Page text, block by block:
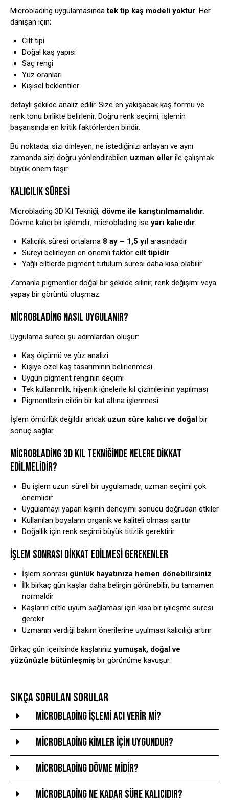
Microblading uygulamasındatek tip kaş modeli yoktur. Her
danışan için;
Cilt tipi
Doğal kaş yapısı
Saç rengi
Yüz oranları
Kişisel beklentiler
detaylı şekilde analiz edilir. Size en yakışacak kaş formu ve
renk tonu birlikte belirlenir. Doğru renk seçimi, işlemin
başarısında en kritik faktörlerden biridir.
Bu noktada, sizi dinleyen, ne istediğinizi anlayan ve aynı
zamanda sizi doğru yönlendirebilen uzman eller ile çalışmak
büyük önem taşır.
KALICILIK SÜRESI
Microblading 3D Kıl Tekniği, dövme ile karıştırılmamalıdır.
Dövme kalıcı bir işlemdir; microblading ise yarı kalıcıdır.
Kalıcılık süresi ortalama 8 ay – 1,5 yılarasındadır
Süreyi belirleyen en önemli faktör cilt tipidir
Yağlı ciltlerde pigment tutulum süresi daha kısa olabilir
Zamanla pigmentler doğal bir şekilde silinir, renk değişimi veya
yapay bir görüntü oluşmaz.
MICROBLADING NASIL UYGULANIR?
Uygulama süreci şu adımlardan oluşur:
Kaş ölçümü ve yüz analizi
Kişiye özel kaş tasarımının belirlenmesi
Uygun pigment renginin seçimi
Tek kullanımlık, hijyenik iğnelerle kıl çizimlerinin yapılması
Pigmentlerin cildin bir kat altına işlenmesi
İşlem ömürlük değildir ancak uzun süre kalıcı ve doğal bir
sonuç sağlar.
MICROBLADING 3D KIL TEKNIĞINDE NELERE DIKKAT
EDILMELIDIR?
Bu işlem uzun süreli bir uygulamadır, uzman seçimi çok
önemlidir
Uygulamayı yapan kişinin deneyimi sonucu doğrudan etkiler
Kullanılan boyaların organik ve kaliteli olması şarttır
Doğallık için renk seçimi büyük titizlik gerektirir
İŞLEM SONRASI DIKKAT EDILMESI GEREKENLER
İşlem sonrası günlük hayatınıza hemen dönebilirsiniz
İlk birkaç gün kaşlar daha belirgin görünebilir, bu tamamen
normaldir
Kaşların ciltle uyum sağlaması için kısa bir iyileşme süresi
gerekir
Uzmanın verdiği bakım önerilerine uyulması kalıcılığı artırır
Birkaç gün içerisinde kaşlarınız yumuşak, doğal ve
yüzünüzle bütünleşmiş bir görünüme kavuşur.
SIKÇA SORULAN SORULAR
Microblading işlemi acı verir mi?
Microblading kimler için uygundur?
Microblading dövme midir?
Microblading ne kadar süre kalıcıdır?